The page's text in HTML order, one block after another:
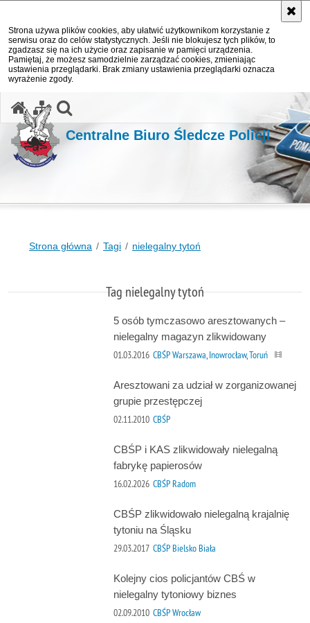
Strona używa plików cookies, aby ułatwić użytkownikom korzystanie z
serwisu oraz do celów statystycznych. Jeśli nie blokujesz tych plików, to
zgadzasz się na ich użycie oraz zapisanie w pamięci urządzenia.
Pamiętaj, że możesz samodzielnie zarządzać cookies, zmieniając
ustawienia przeglądarki. Brak zmiany ustawienia przeglądarki oznacza
wyrażenie zgody.
Centralne Biuro Śledcze Policji
Strona główna Tagi nielegalny tytoń
Tag nielegalny tytoń
5 osób tymczasowo aresztowanych –
nielegalny magazyn zlikwidowany
01.03.2016 CBŚP Warszawa, Inowrocław, Toruń
Aresztowani za udział w zorganizowanej
grupie przestępczej
02.11.2010 CBŚP
CBŚP i KAS zlikwidowały nielegalną
fabrykę papierosów
16.02.2026 CBŚP Radom
CBŚP zlikwidowało nielegalną krajalnię
tytoniu na Śląsku
29.03.2017 CBŚP Bielsko Biała
Kolejny cios policjantów CBŚ w
nielegalny tytoniowy biznes
02.09.2010 CBŚP Wrocław